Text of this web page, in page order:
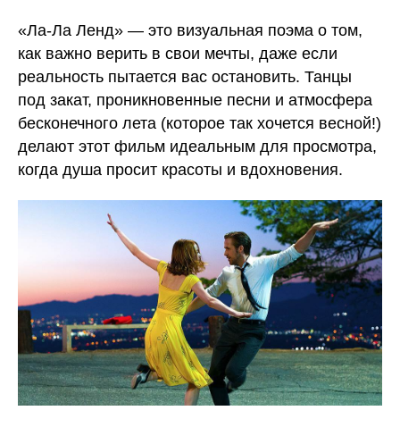
«Ла-Ла Ленд» — это визуальная поэма о том,
как важно верить в свои мечты, даже если
реальность пытается вас остановить. Танцы
под закат, проникновенные песни и атмосфера
бесконечного лета (которое так хочется весной!)
делают этот фильм идеальным для просмотра,
когда душа просит красоты и вдохновения.